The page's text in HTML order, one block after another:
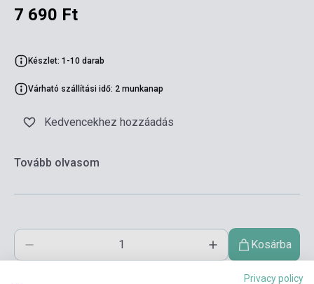
7 690 Ft
Készlet: 1-10 darab
Várható szállítási idő: 2 munkanap
Kedvencekhez hozzáadás
Tovább olvasom
Kosárba
Privacy policy